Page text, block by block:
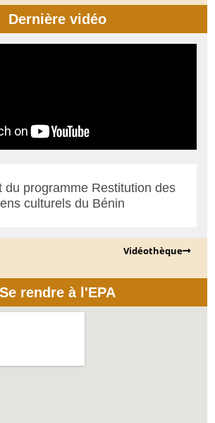
Dernière vidéo
du programme Restitution des
culturels du Bénin
Vidéothèque
Se rendre à l'EPA